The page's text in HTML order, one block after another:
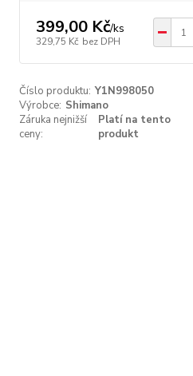
399,00 Kč/ks
329,75 Kč bez DPH
Číslo produktu: Y1N998050
Výrobce: Shimano
Záruka nejnižší
ceny:
Platí na tento
produkt